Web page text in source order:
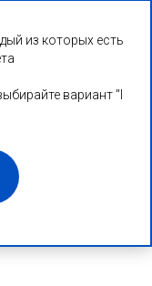
из которых есть
вариант "I